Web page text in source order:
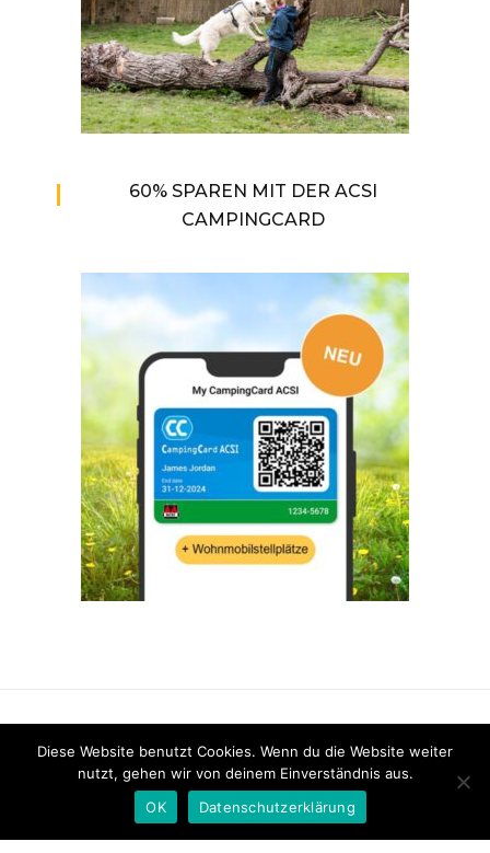
60% SPAREN MIT DER ACSI
CAMPINGCARD
FACEBOOK INSTAGRAM PINTEREST
Diese Website benutzt Cookies. Wenn du die Website weiter
nutzt, gehen wir von deinem Einverständnis aus.
OK
Datenschutzerklärung